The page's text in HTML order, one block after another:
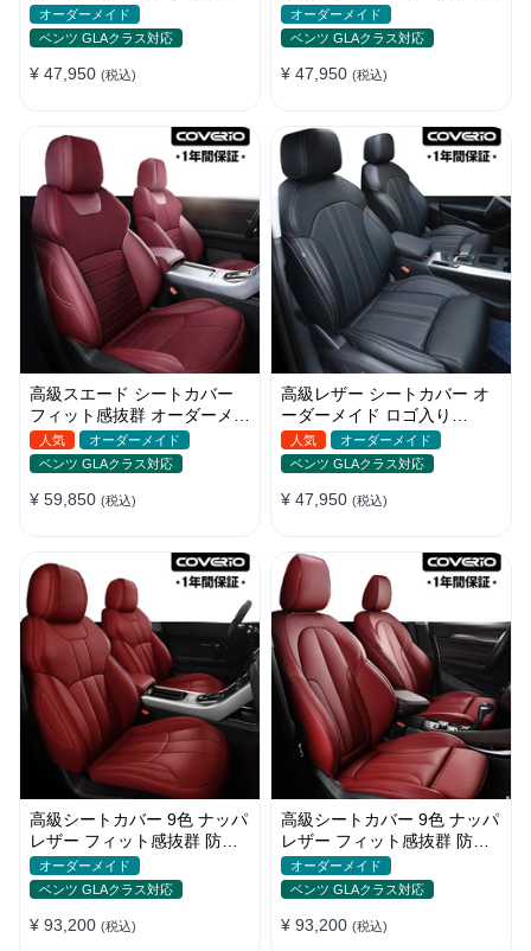
水レザー おしゃれ 全席セッ
ト
オーダーメイド
ベンツ GLAクラス対応
¥ 47,950 (税込)
パンチング加工 9色 全席セッ
ト
オーダーメイド
ベンツ GLAクラス対応
¥ 47,950 (税込)
高級スエード シートカバー
フィット感抜群 オーダーメイ
ド 耐久性 オシャレ 全席セッ
ト
人気
オーダーメイド
ベンツ GLAクラス対応
¥ 59,850 (税込)
高級レザー シートカバー オ
ーダーメイド ロゴ入り
JUSTFIT保証 耐摩耗性 全席
セット
人気
オーダーメイド
ベンツ GLAクラス対応
¥ 47,950 (税込)
高級シートカバー 9色 ナッパ
レザー フィット感抜群 防水
防汚 オーダーメイド 全席セ
ット
オーダーメイド
ベンツ GLAクラス対応
¥ 93,200 (税込)
高級シートカバー 9色 ナッパ
レザー フィット感抜群 防水
防汚 オーダーメイド 全席セ
ット
オーダーメイド
ベンツ GLAクラス対応
¥ 93,200 (税込)